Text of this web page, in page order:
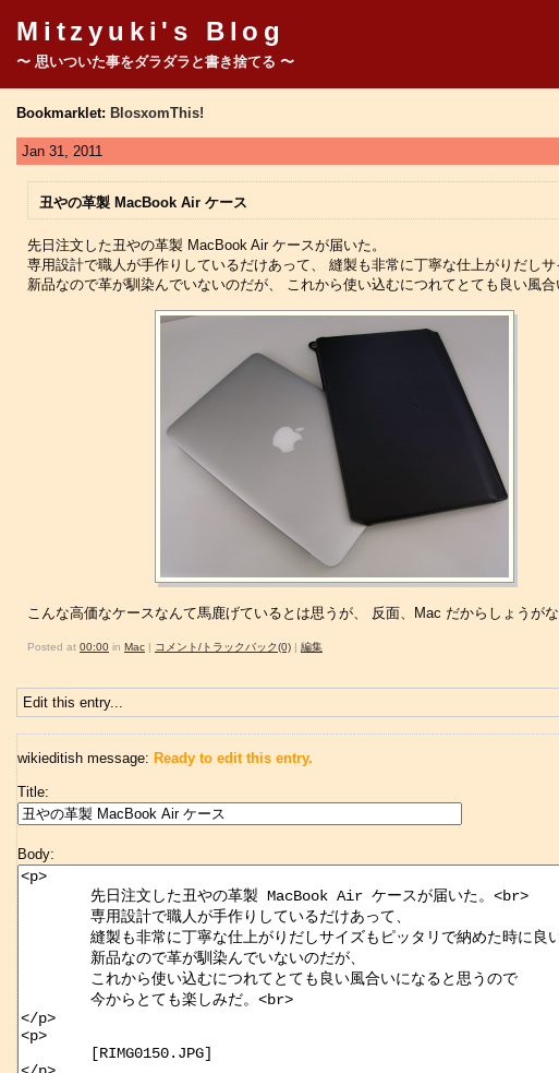
Mitzyuki's Blog
〜 思いついた事をダラダラと書き捨てる 〜
Bookmarklet: BlosxomThis!
Jan 31, 2011
丑やの革製 MacBook Air ケース
先日注文した丑やの革製 MacBook Air ケースが届いた。
専用設計で職人が手作りしているだけあって、 縫製も非常に丁寧な仕上がりだしサ
新品なので革が馴染んでいないのだが、 これから使い込むにつれてとても良い風
こんな高価なケースなんて馬鹿げているとは思うが、 反面、Mac だからしょうが
Posted at 00:00 in Mac | コメント/トラックバック(0) | 編集
Edit this entry...
wikieditish message: Ready to edit this entry.
Title:
Body: